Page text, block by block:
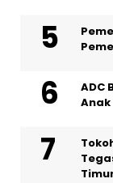
ADC
Anak